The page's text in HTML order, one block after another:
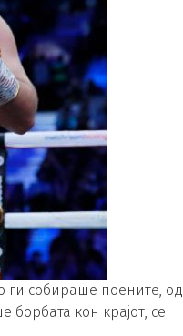
ги собираше поените, од
кон крајот, се